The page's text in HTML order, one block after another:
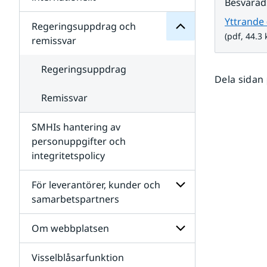
organisation
Undersidor
för
Regeringsuppdrag och
remissvar
Regeringsuppdrag
Remissvar
SMHIs hantering av
personuppgifter och
integritetspolicy
För leverantörer, kunder och
samarbetspartners
Undersidor
för
Om webbplatsen
Visselblåsarfunktion
Yttrande
(pdf, 44.3
Dela sidan